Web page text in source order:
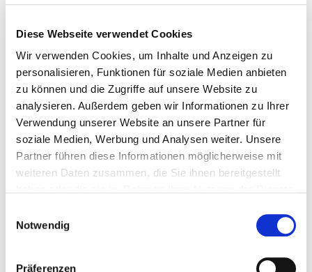
Diese Webseite verwendet Cookies
Wir verwenden Cookies, um Inhalte und Anzeigen zu
personalisieren, Funktionen für soziale Medien anbieten
zu können und die Zugriffe auf unsere Website zu
analysieren. Außerdem geben wir Informationen zu Ihrer
Verwendung unserer Website an unsere Partner für
soziale Medien, Werbung und Analysen weiter. Unsere
Partner führen diese Informationen möglicherweise mit
weiteren Daten zusammen, die Sie ihnen bereitgestellt
Notwendig
Präferenzen
Artikel : PP-
Gewicht : 134 g
Garantie : 2 Jahre Werksgarantie
Zubehör